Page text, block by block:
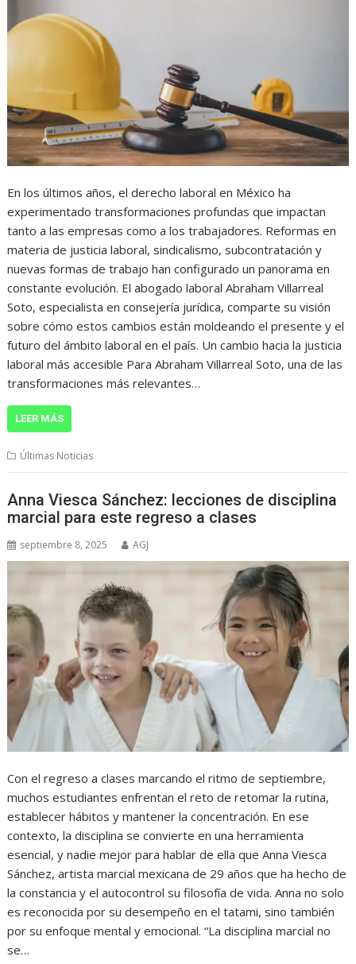
En los últimos años, el derecho laboral en México ha
experimentado transformaciones profundas que impactan
tanto a las empresas como a los trabajadores. Reformas en
materia de justicia laboral, sindicalismo, subcontratación y
nuevas formas de trabajo han configurado un panorama en
constante evolución. El abogado laboral Abraham Villarreal
Soto, especialista en consejería jurídica, comparte su visión
sobre cómo estos cambios están moldeando el presente y el
futuro del ámbito laboral en el país. Un cambio hacia la justicia
laboral más accesible Para Abraham Villarreal Soto, una de las
transformaciones más relevantes…
LEER MÁS
Últimas Noticias
Anna Viesca Sánchez: lecciones de disciplina
marcial para este regreso a clases
septiembre 8, 2025 AGJ
Con el regreso a clases marcando el ritmo de septiembre,
muchos estudiantes enfrentan el reto de retomar la rutina,
establecer hábitos y mantener la concentración. En ese
contexto, la disciplina se convierte en una herramienta
esencial, y nadie mejor para hablar de ella que Anna Viesca
Sánchez, artista marcial mexicana de 29 años que ha hecho de
la constancia y el autocontrol su filosofía de vida. Anna no solo
es reconocida por su desempeño en el tatami, sino también
por su enfoque mental y emocional. “La disciplina marcial no
se…